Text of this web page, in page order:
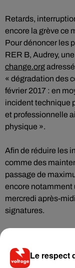
Retards,
encore la grève ce
Pour dénoncer les
RER B, Audrey,
change.org
« dégradation des
février 2017 : en
incident technique
et professionnelle
physique ».
Afin de réduire les
comme des
passage de
encore notamment
mercredi après-
signatures.
MusiqueLe respect